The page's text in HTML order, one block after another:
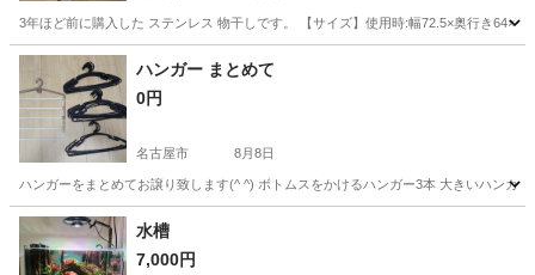
3年ほど前に購入した ステンレス 物干しです。 【サイズ】使用時:幅72.5×奥行き64×
愛知 豊田市 豊田市駅 洗濯用品
ハンガー まとめて
0円
名古屋市 8月8日
ハンガーをまとめてお譲り致します(^ ^) ボトムスをかけるハンガー3本 大きいハンガ
愛知 名古屋市 洗濯用品
水槽
7,000円